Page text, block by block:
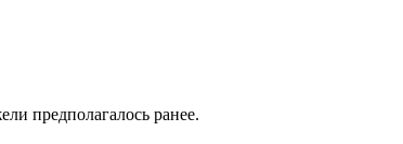
предполагалось ранее.